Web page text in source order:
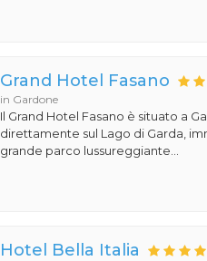
Grand Hotel Fasano
in Gardone
Il Grand Hotel Fasano è situato a
direttamente sul Lago di Garda,
grande parco lussureggiante...
Hotel Bella Italia